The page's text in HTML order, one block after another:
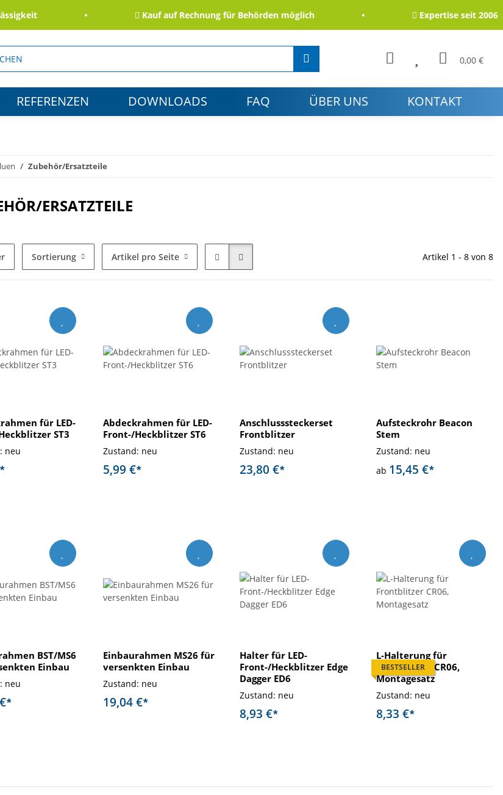
Kauf auf Rechnung für Behörden möglich Expertise seit 2006
0,00 €
REFERENZEN DOWNLOADS FAQ ÜBER UNS KONTAKT
Zubehör/Ersatzteile
ERSATZTEILE
Sortierung Artikel pro Seite Artikel 1 - 8 von 8
für LED-
ST3
neu
*
Abdeckrahmen für LED-
Front-/Heckblitzer ST6
Zustand: neu
5,99 €*
Anschlusssteckerset
Frontblitzer
Zustand: neu
23,80 €*
Aufsteckrohr Beacon
Stem
Zustand: neu
ab 15,45 €*
BST/MS6
Einbau
neu
*
Einbaurahmen MS26 für
versenkten Einbau
Zustand: neu
19,04 €*
Halter für LED-
Front-/Heckblitzer Edge
Dagger ED6
Zustand: neu
8,93 €*
BESTSELLER
L-Halterung für
Frontblitzer CR06,
Montagesatz
Zustand: neu
8,33 €*